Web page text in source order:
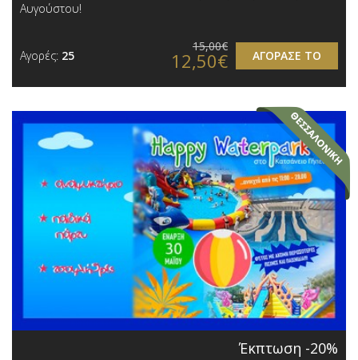
Αυγούστου!
Αγορές: 25 ΑΓΟΡΑΣΕ ΤΟ
15,00€
12,50€
Έκπτωση -20%